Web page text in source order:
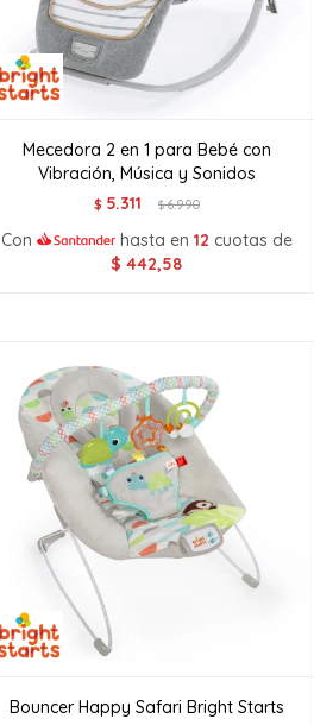
Mecedora 2 en 1 para Bebé con
Vibración, Música y Sonidos
$ 5.311 $6.990
Con hasta en 12 cuotas de
$ 442,58
Bouncer Happy Safari Bright Starts